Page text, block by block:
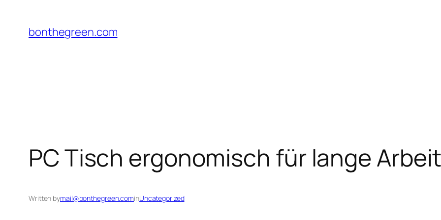
content
bonthegreen.com
PC Tisch ergonomisch für lange
Written bymail@bonthegreen.cominUncategorized